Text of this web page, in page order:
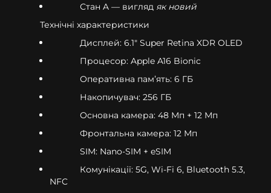
Стан A — вигляд як новий
Технічні характеристики
Дисплей: 6.1" Super Retina XDR OLED
Процесор: Apple A16 Bionic
Оперативна памʼять: 6 ГБ
Накопичувач: 256 ГБ
Основна камера: 48 Мп + 12 Мп
Фронтальна камера: 12 Мп
SIM: Nano-SIM + eSIM
Комунікації: 5G, Wi-Fi 6, Bluetooth 5.3,
NFC